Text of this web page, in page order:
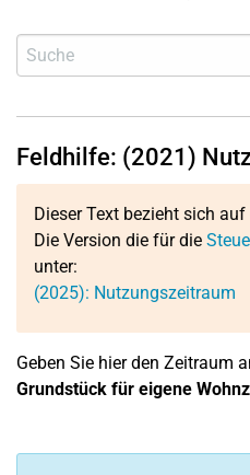
Feldhilfe: (2021)
Dieser Text bezieht sich auf
Die Version die für die
unter:
(2025): Nutzungszeitraum
Geben Sie hier den Zeitraum
Grundstück für eigene